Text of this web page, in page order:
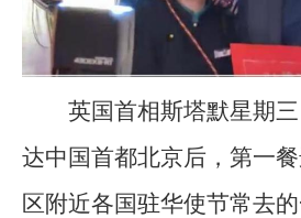
英国首相斯塔默星期
达中国首都北京后，第一
区附近各国驻华使节常去